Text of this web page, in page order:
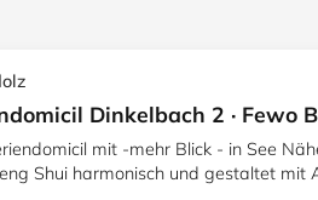
Dinkelbach 2 · Fewo B
mit -mehr Blick - in See
Shui harmonisch und gestaltet mit Alpenblick und